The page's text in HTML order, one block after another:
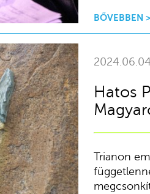
BŐVEBBEN
Hatos
Trianon